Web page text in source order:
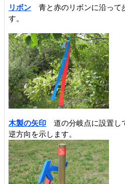
リボン 青と赤のリボンに沿って
木製の矢印 道の分岐点に設置し
逆方向を示します。